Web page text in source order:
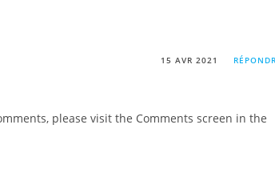
15 AVR 2021
please visit the Comments screen in the